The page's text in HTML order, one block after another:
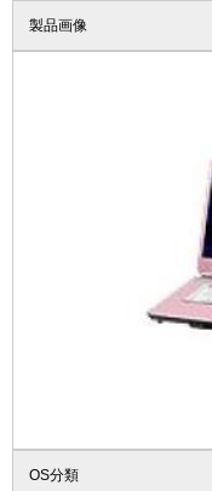
製品画像
OS分類